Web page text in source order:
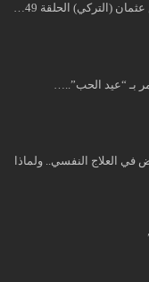
(التركي) الحلقة 49…
بـ “عيد الحب”..…
في العلاج النفسي.. ولماذا